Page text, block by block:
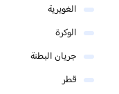
الغويرية
الوكرة
جريان البطنة
قطر